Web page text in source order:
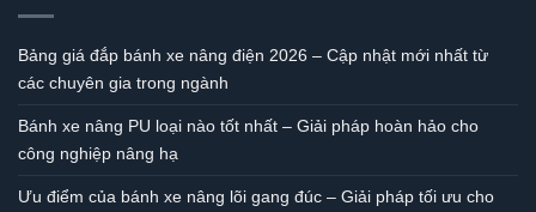
Bảng giá đắp bánh xe nâng điện 2026 – Cập nhật mới nhất từ
các chuyên gia trong ngành
Bánh xe nâng PU loại nào tốt nhất – Giải pháp hoàn hảo cho
công nghiệp nâng hạ
Ưu điểm của bánh xe nâng lõi gang đúc – Giải pháp tối ưu cho